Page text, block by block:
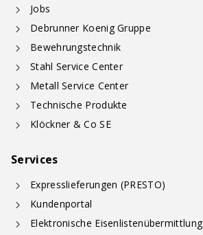
Jobs
Debrunner Koenig Gruppe
Bewehrungstechnik
Stahl Service Center
Metall Service Center
Technische Produkte
Klöckner & Co SE
Services
Expresslieferungen (PRESTO)
Kundenportal
Elektronische Eisenlistenübermittlung